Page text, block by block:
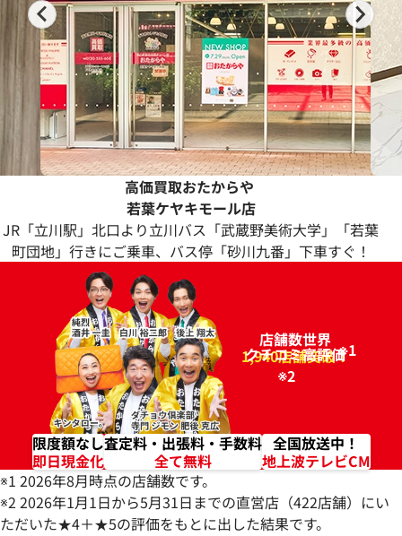
高価買取おたからや
若葉ケヤキモール店
JR「立川駅」北口より立川バス「武蔵野美術大学」「若葉
町団地」行きにご乗車、バス停「砂川九番」下車すぐ！
店舗数世界
1,940店舗突破！
※1
クチコミ高評価
96.2%
※2
限度額なし
即日現金化
査定料・出張料・手数料
全て無料
全国放送中！
地上波テレビCM
※1 2026年8月時点の店舗数です。
※2 2026年1月1日から5月31日までの直営店（422店舗）にい
ただいた★4＋★5の評価をもとに出した結果です。